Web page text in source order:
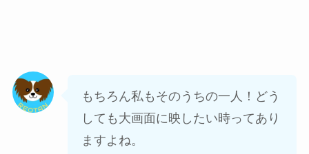
もちろん私もそのうちの一人！どう
しても大画面に映したい時ってあり
ますよね。